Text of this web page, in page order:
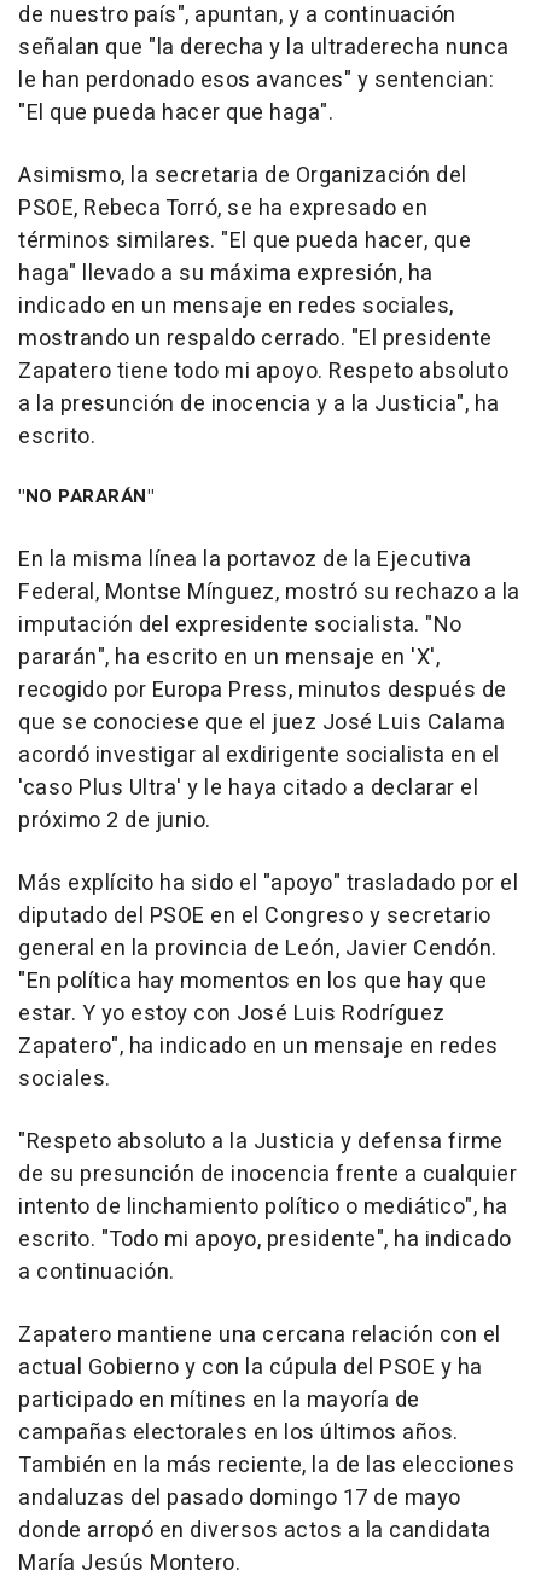
de nuestro país", apuntan, y a continuación
señalan que "la derecha y la ultraderecha nunca
le han perdonado esos avances" y sentencian:
"El que pueda hacer que haga".
Asimismo, la secretaria de Organización del
PSOE, Rebeca Torró, se ha expresado en
términos similares. "El que pueda hacer, que
haga" llevado a su máxima expresión, ha
indicado en un mensaje en redes sociales,
mostrando un respaldo cerrado. "El presidente
Zapatero tiene todo mi apoyo. Respeto absoluto
a la presunción de inocencia y a la Justicia", ha
escrito.
"NO PARARÁN"
En la misma línea la portavoz de la Ejecutiva
Federal, Montse Mínguez, mostró su rechazo a la
imputación del expresidente socialista. "No
pararán", ha escrito en un mensaje en 'X',
recogido por Europa Press, minutos después de
que se conociese que el juez José Luis Calama
acordó investigar al exdirigente socialista en el
'caso Plus Ultra' y le haya citado a declarar el
próximo 2 de junio.
Más explícito ha sido el "apoyo" trasladado por el
diputado del PSOE en el Congreso y secretario
general en la provincia de León, Javier Cendón.
"En política hay momentos en los que hay que
estar. Y yo estoy con José Luis Rodríguez
Zapatero", ha indicado en un mensaje en redes
sociales.
"Respeto absoluto a la Justicia y defensa firme
de su presunción de inocencia frente a cualquier
intento de linchamiento político o mediático", ha
escrito. "Todo mi apoyo, presidente", ha indicado
a continuación.
Zapatero mantiene una cercana relación con el
actual Gobierno y con la cúpula del PSOE y ha
participado en mítines en la mayoría de
campañas electorales en los últimos años.
También en la más reciente, la de las elecciones
andaluzas del pasado domingo 17 de mayo
donde arropó en diversos actos a la candidata
María Jesús Montero.